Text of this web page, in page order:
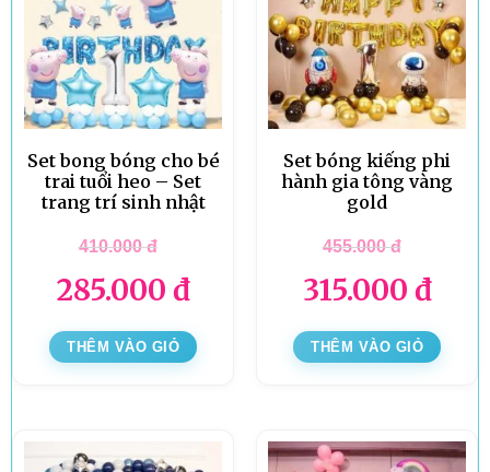
Set bong bóng cho bé
trai tuổi heo – Set
trang trí sinh nhật
410.000đ
285.000 đ
THÊM VÀO GIỎ
Set bóng kiếng phi
hành gia tông vàng
gold
455.000đ
315.000 đ
THÊM VÀO GIỎ